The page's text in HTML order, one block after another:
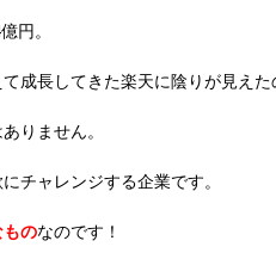
円。
成長してきた楽天に陰りが見えた
りません。
チャレンジする企業です。
のなのです！